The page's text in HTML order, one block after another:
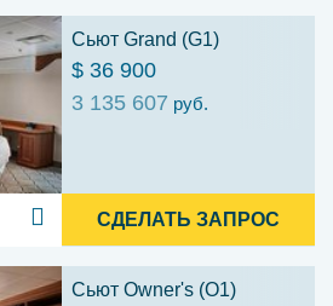
Сьют Grand (G1)
$ 36 900
3 135 607 руб.
СДЕЛАТЬ ЗАПРОС
Сьют Owner's (O1)